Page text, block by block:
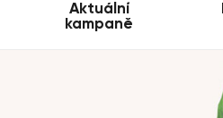
Aktuální
kampaně